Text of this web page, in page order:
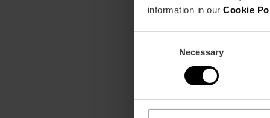
information in our Cookie
Necessary